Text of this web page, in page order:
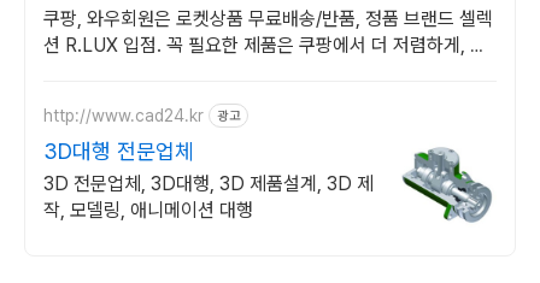
쿠팡, 와우회원은 로켓상품 무료배송/반품, 정품 브랜드 셀렉
션 R.LUX 입점. 꼭 필요한 제품은 쿠팡에서 더 저렴하게, 로
http://www.cad24.kr 광고
3D대행 전문업체
3D 전문업체, 3D대행, 3D 제품설계, 3D 제
작, 모델링, 애니메이션 대행